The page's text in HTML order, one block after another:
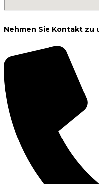
Nehmen Sie Kontakt zu